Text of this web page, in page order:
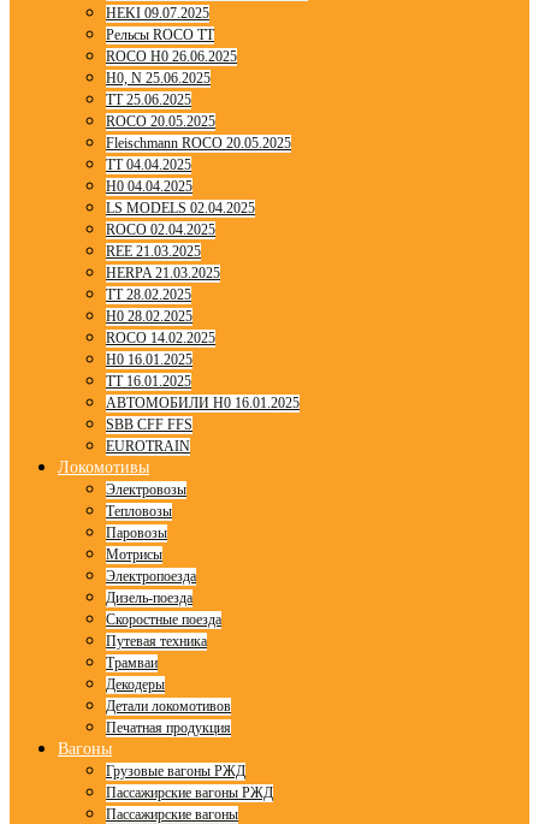
HEKI 09.07.2025
Рельсы ROCO TT
ROCO H0 26.06.2025
H0, N 25.06.2025
TT 25.06.2025
ROCO 20.05.2025
Fleischmann ROCO 20.05.2025
TT 04.04.2025
H0 04.04.2025
LS MODELS 02.04.2025
ROCO 02.04.2025
REE 21.03.2025
HERPA 21.03.2025
TT 28.02.2025
H0 28.02.2025
ROCO 14.02.2025
H0 16.01.2025
TT 16.01.2025
АВТОМОБИЛИ H0 16.01.2025
SBB CFF FFS
EUROTRAIN
Локомотивы
Электровозы
Тепловозы
Паровозы
Мотрисы
Электропоезда
Дизель-поезда
Скоростные поезда
Путевая техника
Трамваи
Декодеры
Детали локомотивов
Печатная продукция
Вагоны
Грузовые вагоны РЖД
Пассажирские вагоны РЖД
Пассажирские вагоны